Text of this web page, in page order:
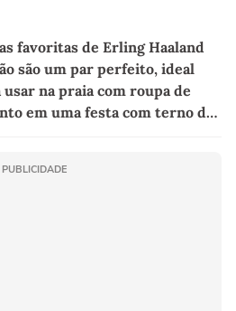
favoritas de Erling Haaland
são um par perfeito, ideal
na praia com roupa de
em uma festa com terno de
PUBLICIDADE